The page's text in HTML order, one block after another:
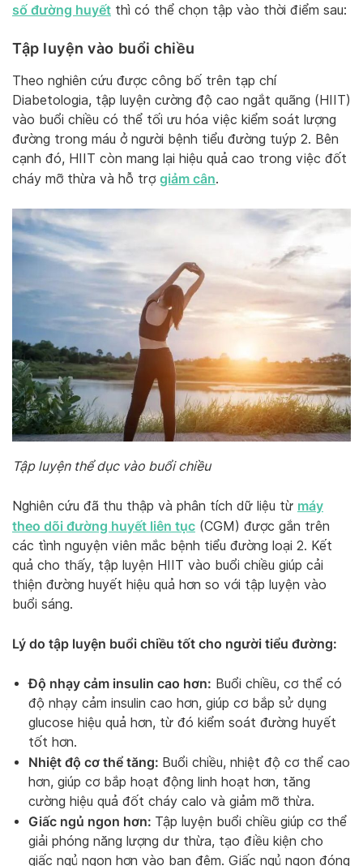
số đường huyết thì có thể chọn tập vào thời điểm sau:
Tập luyện vào buổi chiều
Theo nghiên cứu được công bố trên tạp chí
Diabetologia, tập luyện cường độ cao ngắt quãng (HIIT)
vào buổi chiều có thể tối ưu hóa việc kiểm soát lượng
đường trong máu ở người bệnh tiểu đường tuýp 2. Bên
cạnh đó, HIIT còn mang lại hiệu quả cao trong việc đốt
cháy mỡ thừa và hỗ trợ giảm cân.
Tập luyện thể dục vào buổi chiều
Nghiên cứu đã thu thập và phân tích dữ liệu từ máy
theo dõi đường huyết liên tục (CGM) được gắn trên
các tình nguyện viên mắc bệnh tiểu đường loại 2. Kết
quả cho thấy, tập luyện HIIT vào buổi chiều giúp cải
thiện đường huyết hiệu quả hơn so với tập luyện vào
buổi sáng.
Lý do tập luyện buổi chiều tốt cho người tiểu đường:
Độ nhạy cảm insulin cao hơn: Buổi chiều, cơ thể có
độ nhạy cảm insulin cao hơn, giúp cơ bắp sử dụng
glucose hiệu quả hơn, từ đó kiểm soát đường huyết
tốt hơn.
Nhiệt độ cơ thể tăng: Buổi chiều, nhiệt độ cơ thể cao
hơn, giúp cơ bắp hoạt động linh hoạt hơn, tăng
cường hiệu quả đốt cháy calo và giảm mỡ thừa.
Giấc ngủ ngon hơn: Tập luyện buổi chiều giúp cơ thể
giải phóng năng lượng dư thừa, tạo điều kiện cho
giấc ngủ ngon hơn vào ban đêm. Giấc ngủ ngon đóng